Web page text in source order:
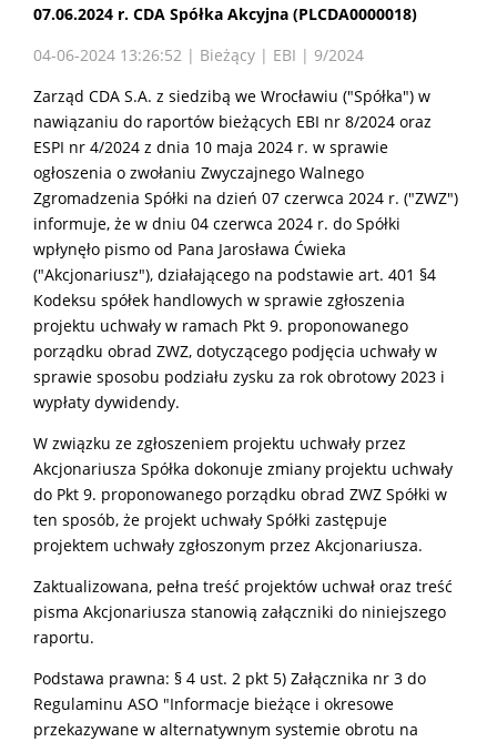
07.06.2024 r. CDA Spółka Akcyjna (PLCDA0000018)
04-06-2024 13:26:52 | Bieżący | EBI | 9/2024
Zarząd CDA S.A. z siedzibą we Wrocławiu ("Spółka") w
nawiązaniu do raportów bieżących EBI nr 8/2024 oraz
ESPI nr 4/2024 z dnia 10 maja 2024 r. w sprawie
ogłoszenia o zwołaniu Zwyczajnego Walnego
Zgromadzenia Spółki na dzień 07 czerwca 2024 r. ("ZWZ")
informuje, że w dniu 04 czerwca 2024 r. do Spółki
wpłynęło pismo od Pana Jarosława Ćwieka
("Akcjonariusz"), działającego na podstawie art. 401 §4
Kodeksu spółek handlowych w sprawie zgłoszenia
projektu uchwały w ramach Pkt 9. proponowanego
porządku obrad ZWZ, dotyczącego podjęcia uchwały w
sprawie sposobu podziału zysku za rok obrotowy 2023 i
wypłaty dywidendy.
W związku ze zgłoszeniem projektu uchwały przez
Akcjonariusza Spółka dokonuje zmiany projektu uchwały
do Pkt 9. proponowanego porządku obrad ZWZ Spółki w
ten sposób, że projekt uchwały Spółki zastępuje
projektem uchwały zgłoszonym przez Akcjonariusza.
Zaktualizowana, pełna treść projektów uchwał oraz treść
pisma Akcjonariusza stanowią załączniki do niniejszego
raportu.
Podstawa prawna: § 4 ust. 2 pkt 5) Załącznika nr 3 do
Regulaminu ASO "Informacje bieżące i okresowe
przekazywane w alternatywnym systemie obrotu na